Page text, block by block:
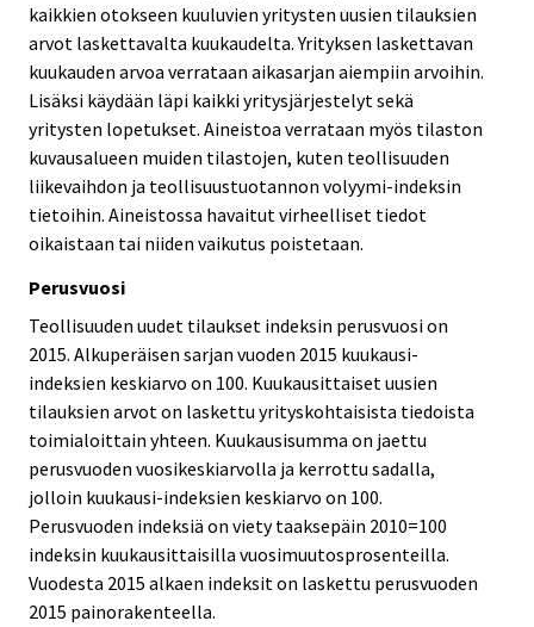
kaikkien otokseen kuuluvien yritysten uusien tilauksien
arvot laskettavalta kuukaudelta. Yrityksen laskettavan
kuukauden arvoa verrataan aikasarjan aiempiin arvoihin.
Lisäksi käydään läpi kaikki yritysjärjestelyt sekä
yritysten lopetukset. Aineistoa verrataan myös tilaston
kuvausalueen muiden tilastojen, kuten teollisuuden
liikevaihdon ja teollisuustuotannon volyymi-indeksin
tietoihin. Aineistossa havaitut virheelliset tiedot
oikaistaan tai niiden vaikutus poistetaan.
Perusvuosi
Teollisuuden uudet tilaukset indeksin perusvuosi on
2015. Alkuperäisen sarjan vuoden 2015 kuukausi-
indeksien keskiarvo on 100. Kuukausittaiset uusien
tilauksien arvot on laskettu yrityskohtaisista tiedoista
toimialoittain yhteen. Kuukausisumma on jaettu
perusvuoden vuosikeskiarvolla ja kerrottu sadalla,
jolloin kuukausi-indeksien keskiarvo on 100.
Perusvuoden indeksiä on viety taaksepäin 2010=100
indeksin kuukausittaisilla vuosimuutosprosenteilla.
Vuodesta 2015 alkaen indeksit on laskettu perusvuoden
2015 painorakenteella.